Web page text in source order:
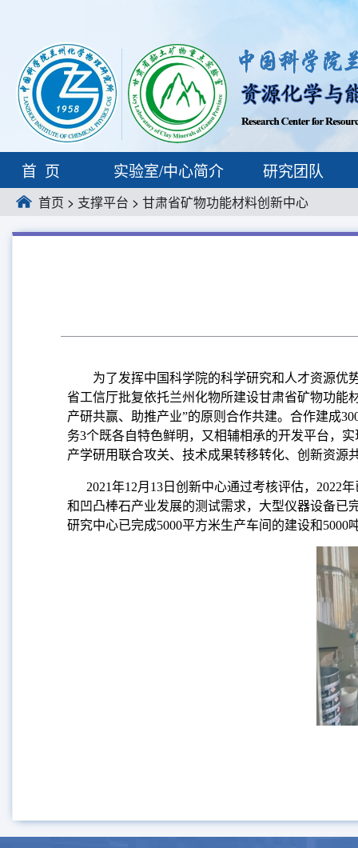
首页 实验室/中心简介 研究团队
首页 > 支撑平台 > 甘肃省矿物功能材料创新中心
为了发挥中国科学院的科学研究和人才资源优
省工信厅批复依托兰州化物所建设甘肃省矿物功能
产研共赢、助推产业”的原则合作共建。合作建成
务3个既各自特色鲜明，又相辅相承的开发平台，
产学研用联合攻关、技术成果转移转化、创新资源
2021年12月 13 日创新中心通过考核评估， 2022年
和凹凸棒石产业发展的测试需求，大型仪器设备已
研究中心已完成5000平方米生产车间的建设和5000